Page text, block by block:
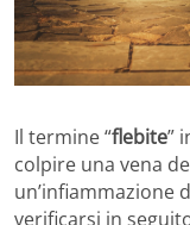
Il termine “flebite”
colpire una vena
un’infiammazione
verificarsi in